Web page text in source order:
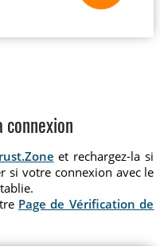
connexion
et rechargez-la si
si votre connexion avec le
Page de Vérification de